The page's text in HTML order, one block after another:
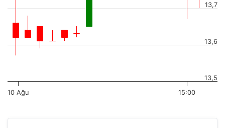
10 Ağu 15:00
13,5
13,6
13,7